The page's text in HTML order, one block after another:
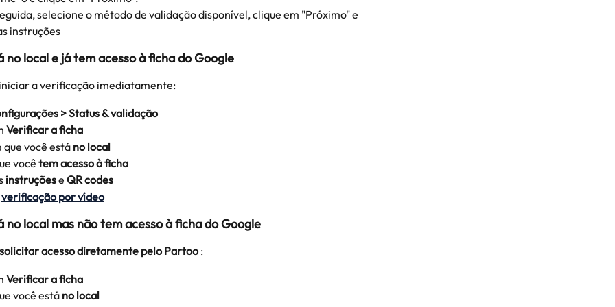
selecione o método de validação disponível, clique em "Próximo" e
instruções
no local e já tem acesso à ficha do Google
iniciar a verificação imediatamente:
> Status & validação
Verificar a ficha
você está no local
você tem acesso à ficha
instruções e QR codes
verificação por vídeo
no local mas não tem acesso à ficha do Google
solicitar acesso diretamente pelo Partoo :
Verificar a ficha
você está no local